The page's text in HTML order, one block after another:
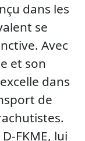
dans les
se
Avec
et son
dans
de
FKME, lui